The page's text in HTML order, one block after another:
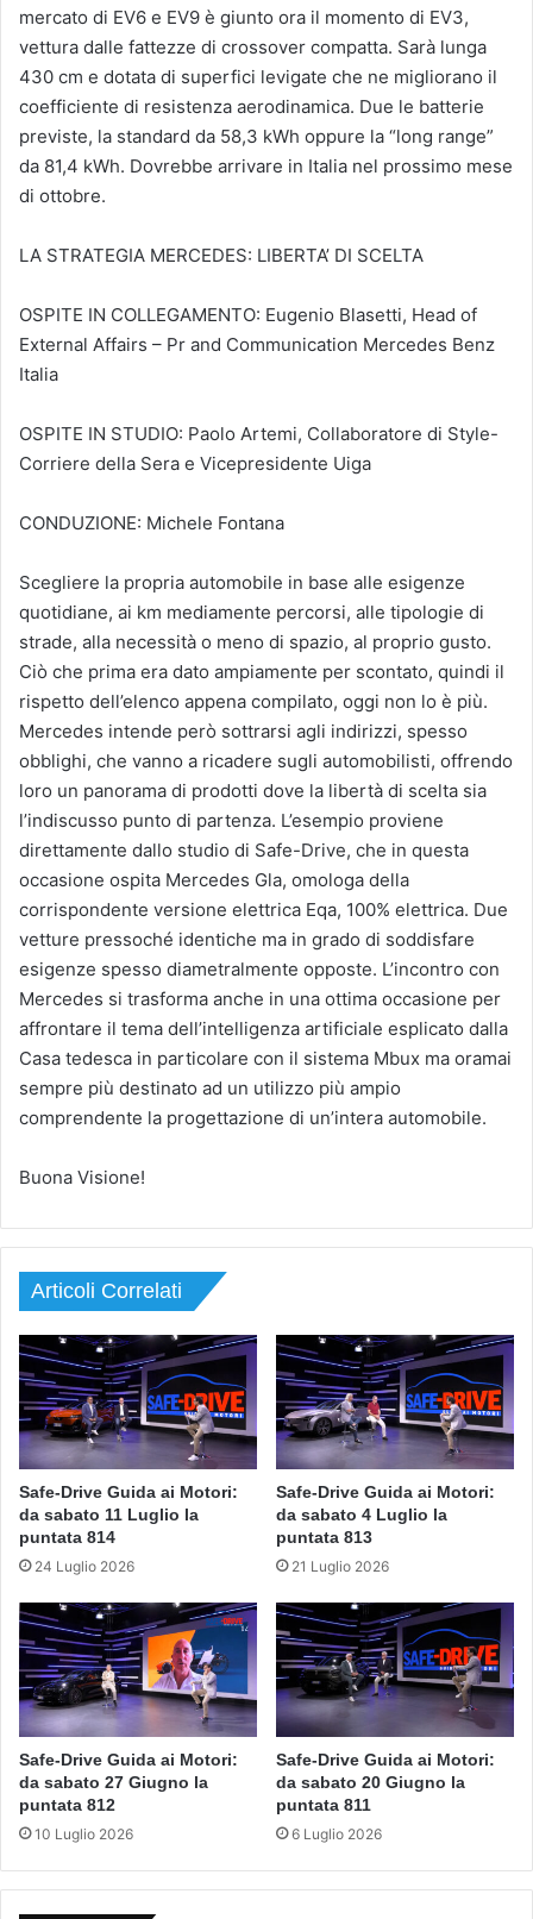
mercato di EV6 e EV9 è giunto ora il momento di EV3,
vettura dalle fattezze di crossover compatta. Sarà lunga
430 cm e dotata di superfici levigate che ne migliorano il
coefficiente di resistenza aerodinamica. Due le batterie
previste, la standard da 58,3 kWh oppure la “long range”
da 81,4 kWh. Dovrebbe arrivare in Italia nel prossimo mese
di ottobre.
LA STRATEGIA MERCEDES: LIBERTA’ DI SCELTA
OSPITE IN COLLEGAMENTO: Eugenio Blasetti, Head of
External Affairs – Pr and Communication Mercedes Benz
Italia
OSPITE IN STUDIO: Paolo Artemi, Collaboratore di Style-
Corriere della Sera e Vicepresidente Uiga
CONDUZIONE: Michele Fontana
Scegliere la propria automobile in base alle esigenze
quotidiane, ai km mediamente percorsi, alle tipologie di
strade, alla necessità o meno di spazio, al proprio gusto.
Ciò che prima era dato ampiamente per scontato, quindi il
rispetto dell’elenco appena compilato, oggi non lo è più.
Mercedes intende però sottrarsi agli indirizzi, spesso
obblighi, che vanno a ricadere sugli automobilisti, offrendo
loro un panorama di prodotti dove la libertà di scelta sia
l’indiscusso punto di partenza. L’esempio proviene
direttamente dallo studio di Safe-Drive, che in questa
occasione ospita Mercedes Gla, omologa della
corrispondente versione elettrica Eqa, 100% elettrica. Due
vetture pressoché identiche ma in grado di soddisfare
esigenze spesso diametralmente opposte. L’incontro con
Mercedes si trasforma anche in una ottima occasione per
affrontare il tema dell’intelligenza artificiale esplicato dalla
Casa tedesca in particolare con il sistema Mbux ma oramai
sempre più destinato ad un utilizzo più ampio
comprendente la progettazione di un’intera automobile.
Buona Visione!
Articoli Correlati
Safe-Drive Guida ai Motori:
da sabato 11 Luglio la
puntata 814
24 Luglio 2026
Safe-Drive Guida ai Motori:
da sabato 4 Luglio la
puntata 813
21 Luglio 2026
Safe-Drive Guida ai Motori:
da sabato 27 Giugno la
puntata 812
10 Luglio 2026
Safe-Drive Guida ai Motori:
da sabato 20 Giugno la
puntata 811
6 Luglio 2026